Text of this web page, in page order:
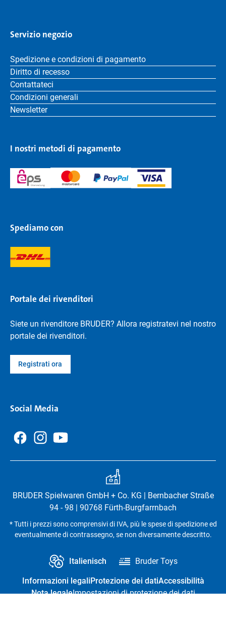
Servizio negozio
Spedizione e condizioni di pagamento
Diritto di recesso
Contattateci
Condizioni generali
Newsletter
I nostri metodi di pagamento
Spediamo con
Portale dei rivenditori
Siete un rivenditore BRUDER? Allora registratevi nel nostro
portale dei rivenditori.
Registrati ora
Social Media
BRUDER Spielwaren GmbH + Co. KG | Bernbacher Straße
94 - 98 | 90768 Fürth-Burgfarrnbach
* Tutti i prezzi sono comprensivi di IVA, più le spese di spedizione ed
eventualmente di contrassegno, se non diversamente descritto.
Italienisch Bruder Toys
Informazioni legaliProtezione dei datiAccessibilità
Nota legaleImpostazioni di protezione dei dati